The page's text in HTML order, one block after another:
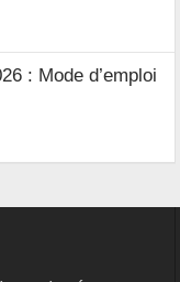
: Mode d’emploi